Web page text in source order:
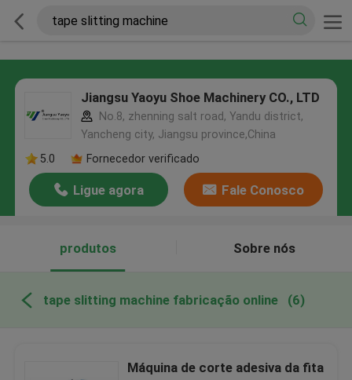
Jiangsu Yaoyu Shoe Machinery CO., LTD
No.8, zhenning salt road, Yandu district,
Yancheng city, Jiangsu province,China
5.0
Fornecedor verificado
Ligue agora Fale Conosco
produtos Sobre nós
tape slitting machine fabricação online (6)
Máquina de corte adesiva da fita